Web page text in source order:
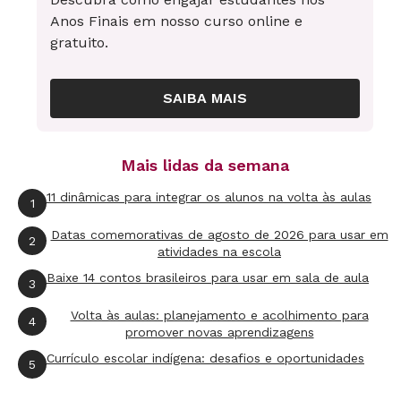
metodologia sistemática baseada em
evidências". A preocupação não é construir um
conceito definitivo, e sim destacar pontos de
vista e divulgar o pensamento científico.
É possível afirmar que a ciência se traduz em
dois aspectos relacionados:
- ProdutoCorpo conceitual de conhecimentos
organizados de forma lógica.
- ProcessoForma de produção de
conhecimento que vincula o saber e a sua
produção.
Anos Finais em nosso curso online e
gratuito.
SAIBA MAIS
Mais lidas da semana
1 11 dinâmicas para integrar os alunos na volta às aulas
2
Datas comemorativas de agosto de 2026 para usar em
atividades na escola
3 Baixe 14 contos brasileiros para usar em sala de aula
4
Volta às aulas: planejamento e acolhimento para
promover novas aprendizagens
5 Currículo escolar indígena: desafios e oportunidades